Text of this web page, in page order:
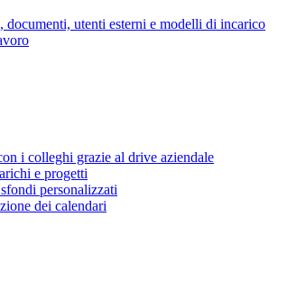
utenti esterni e modelli di incarico
i colleghi grazie al drive aziendale
e progetti
personalizzati
dei calendari